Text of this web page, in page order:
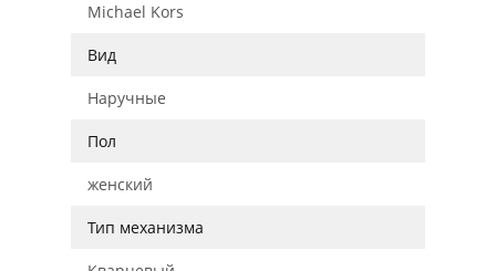
Michael Kors
Вид
Наручные
Пол
женский
Тип механизма